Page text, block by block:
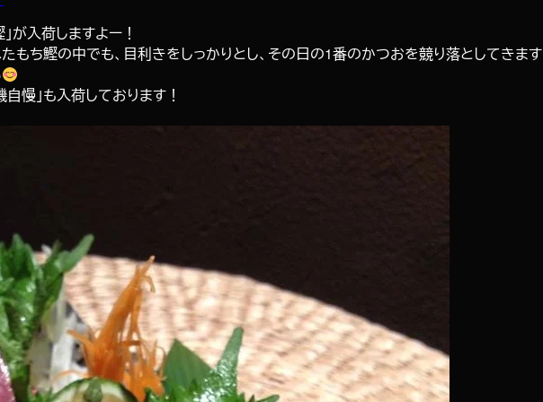
が入荷しますよー！
もち鰹の中でも、目利きをしっかりとし、その日の1番のかつおを競り落としてきま
慢」も入荷しております！